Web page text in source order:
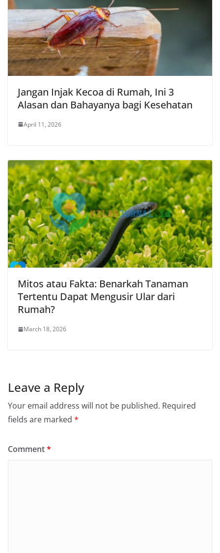
Jangan Injak Kecoa di Rumah, Ini 3
Alasan dan Bahayanya bagi Kesehatan
April 11, 2026
Mitos atau Fakta: Benarkah Tanaman
Tertentu Dapat Mengusir Ular dari
Rumah?
March 18, 2026
Leave a Reply
Your email address will not be published. Required
fields are marked *
Comment*